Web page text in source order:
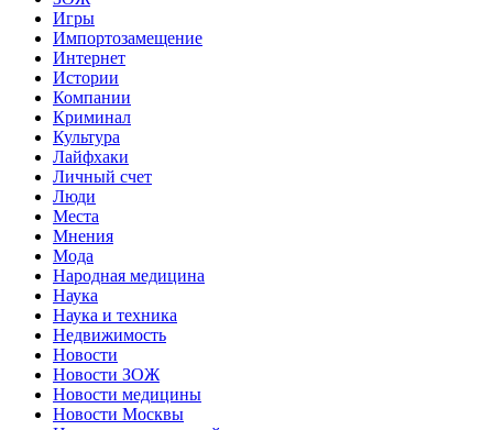
Игры
Импортозамещение
Интернет
Истории
Компании
Криминал
Культура
Лайфхаки
Личный счет
Люди
Места
Мнения
Мода
Народная медицина
Наука
Наука и техника
Недвижимость
Новости
Новости ЗОЖ
Новости медицины
Новости Москвы